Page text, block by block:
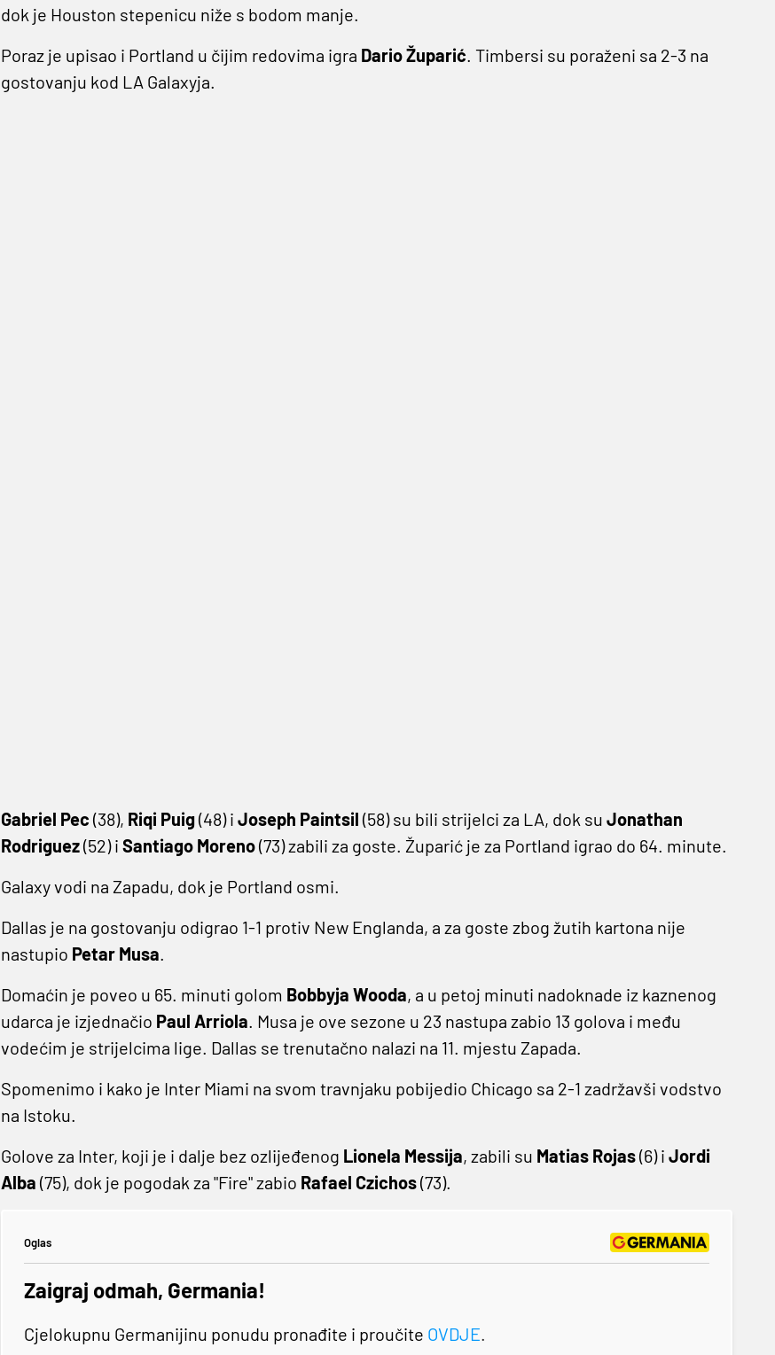
dok je Houston stepenicu niže s bodom manje.
Poraz je upisao i Portland u čijim redovima igra Dario Župarić. Timbersi su poraženi sa 2-3 na
gostovanju kod LA Galaxyja.
Gabriel Pec (38), Riqi Puig(48) i Joseph Paintsil (58) su bili strijelci za LA, dok su Jonathan
Rodriguez(52) i Santiago Moreno(73) zabili za goste. Župarić je za Portland igrao do 64. minute.
Galaxy vodi na Zapadu, dok je Portland osmi.
Dallas je na gostovanju odigrao 1-1 protiv New Englanda, a za goste zbog žutih kartona nije
nastupio Petar Musa.
Domaćin je poveo u 65. minuti golom Bobbyja Wooda, a u petoj minuti nadoknade iz kaznenog
udarca je izjednačio Paul Arriola. Musa je ove sezone u 23 nastupa zabio 13 golova i među
vodećim je strijelcima lige. Dallas se trenutačno nalazi na 11. mjestu Zapada.
Spomenimo i kako je Inter Miami na svom travnjaku pobijedio Chicago sa 2-1 zadržavši vodstvo
na Istoku.
Golove za Inter, koji je i dalje bez ozlijeđenog Lionela Messija, zabili su Matias Rojas(6) i Jordi
Alba (75), dok je pogodak za "Fire" zabio Rafael Czichos(73).
Oglas
Zaigraj odmah, Germania!
Cjelokupnu Germanijinu ponudu pronađite i proučite OVDJE.